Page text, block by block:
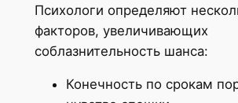
Психологи определяют
факторов, увеличивающих
соблазнительность шанса:
Конечность по срокам